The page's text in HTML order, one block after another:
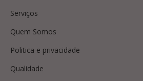
Serviços
Quem Somos
Politica e privacidade
Qualidade